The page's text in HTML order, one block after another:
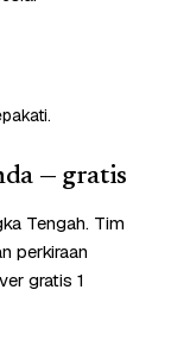
— gratis
Tengah. Tim
perkiraan
gratis 1